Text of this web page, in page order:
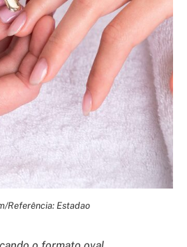
Referência: Estadao